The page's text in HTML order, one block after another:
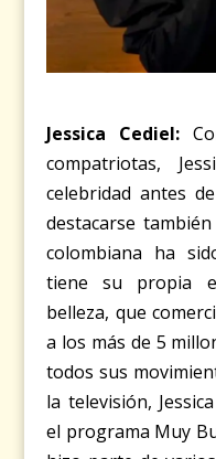
Jessica Cediel:
compatriotas,
celebridad antes
destacarse
colombiana ha
tiene su propia
belleza, que
a los más de 5
todos sus
la televisión,
el programa Muy